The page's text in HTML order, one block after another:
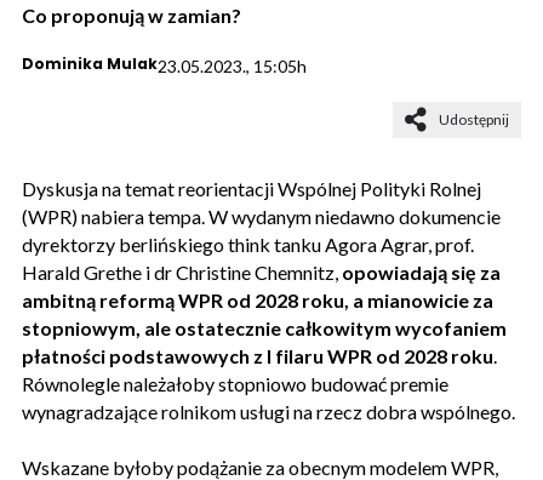
Co proponują w zamian?
Dominika Mulak23.05.2023., 15:05h
Udostępnij
Dyskusja na temat reorientacji Wspólnej Polityki Rolnej
(WPR) nabiera tempa. W wydanym niedawno dokumencie
dyrektorzy berlińskiego think tanku Agora Agrar, prof.
Harald Grethe i dr Christine Chemnitz, opowiadają się za
ambitną reformą WPR od 2028 roku, a mianowicie za
stopniowym, ale ostatecznie całkowitym wycofaniem
płatności podstawowych z I filaru WPR od 2028 roku
Równolegle należałoby stopniowo budować premie
wynagradzające rolnikom usługi na rzecz dobra wspólnego.
Wskazane byłoby podążanie za obecnym modelem WPR,